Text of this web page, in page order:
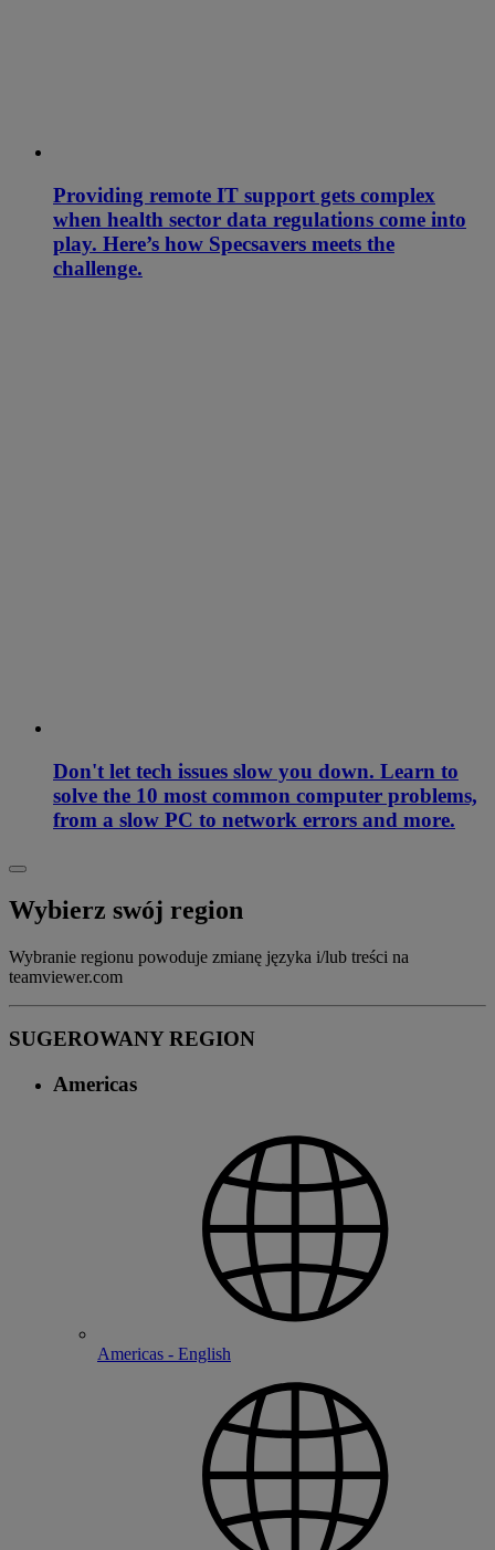
Providing remote IT support gets complex
when health sector data regulations come into
play. Here’s how Specsavers meets the
challenge.
Don't let tech issues slow you down. Learn to
solve the 10 most common computer problems,
from a slow PC to network errors and more.
Wybierz swój region
Wybranie regionu powoduje zmianę języka i/lub treści na
teamviewer.com
SUGEROWANY REGION
Americas
Americas - English